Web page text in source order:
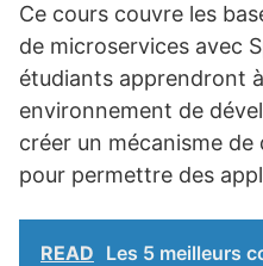
Ce cours couvre les
de microservices avec
étudiants apprendront
environnement de
créer un mécanisme
pour permettre des
READ Les 5 meilleurs